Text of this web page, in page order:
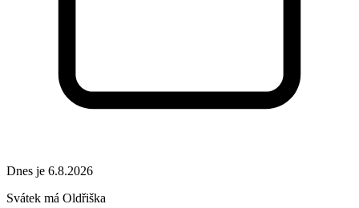
Dnes je 6.8.2026
Svátek má Oldřiška